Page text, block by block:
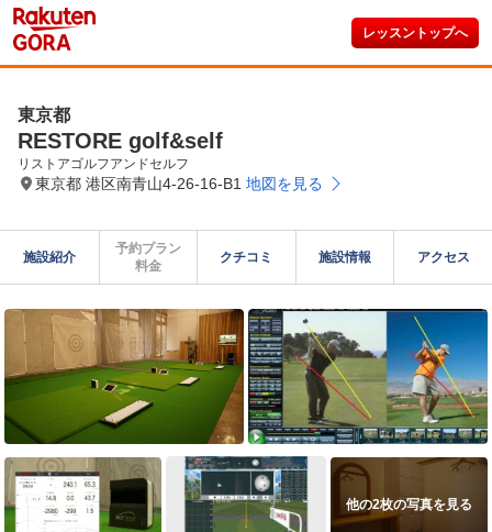
レッスントップへ
東京都
RESTORE golf&self
リストアゴルフアンドセルフ
東京都 港区南青山4-26-16-B1 地図を見る
施設紹介
予約プラン
料金
クチコミ 施設情報 アクセス
他の2枚の写真を見る